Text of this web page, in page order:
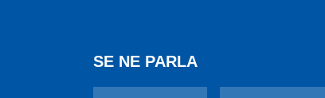
SE NE PARLA